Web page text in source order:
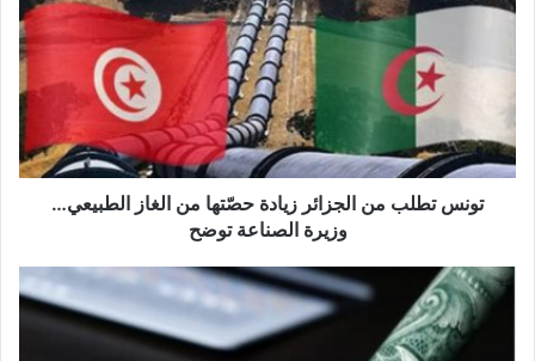
زيادة
من
الغاز
الطبيعي…
وزيرةتونس تطلب من الجزائر زيادة حصّتها من الغاز الطبيعي…
وزيرة الصناعة توضح
الإحتفاظ
بفنان
شعبي